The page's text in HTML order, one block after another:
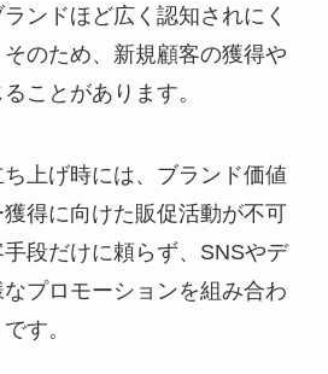
ンドほど広く認知されにく
のため、新規顧客の獲得や
ことがあります。
上げ時には、ブランド価値
得に向けた販促活動が不可
段だけに頼らず、SNSやデ
プロモーションを組み合わ
す。